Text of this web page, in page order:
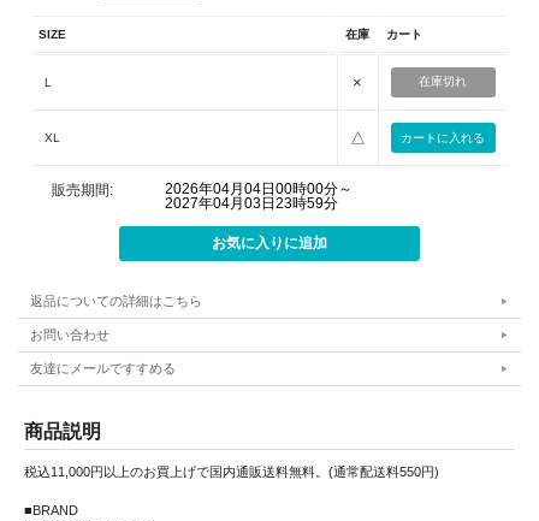
SIZE 在庫 カート
L × 在庫切れ
XL △
販売期間:
2026年04月04日00時00分～
2027年04月03日23時59分
返品についての詳細はこちら
お問い合わせ
友達にメールですすめる
商品説明
税込11,000円以上のお買上げで国内通販送料無料。(通常配送料550円)
■BRAND